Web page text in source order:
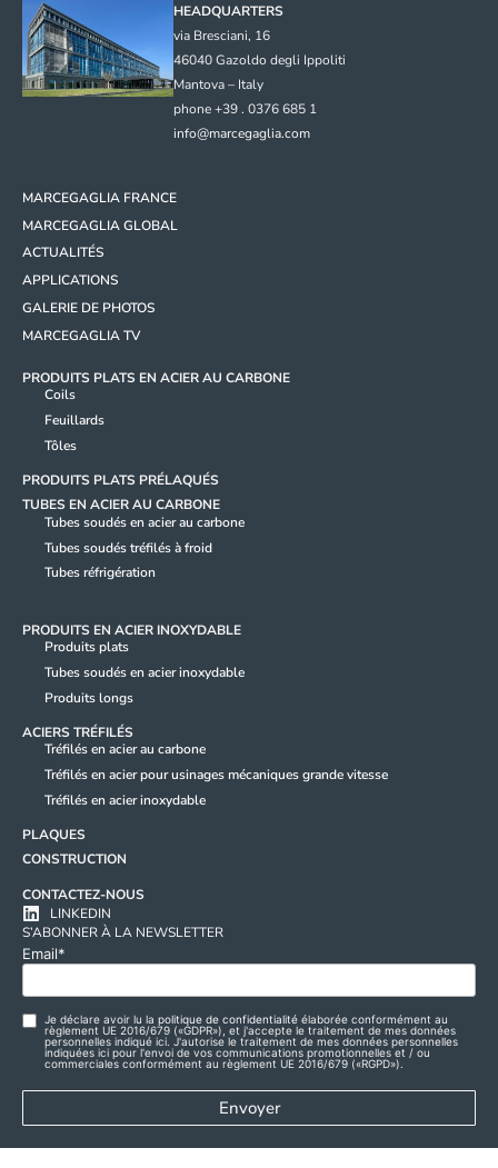
HEADQUARTERS
via Bresciani, 16
46040 Gazoldo degli Ippoliti
Mantova – Italy
phone +39 . 0376 685 1
info@marcegaglia.com
MARCEGAGLIA FRANCE
MARCEGAGLIA GLOBAL
ACTUALITÉS
APPLICATIONS
GALERIE DE PHOTOS
MARCEGAGLIA TV
PRODUITS PLATS EN ACIER AU CARBONE
Coils
Feuillards
Tôles
PRODUITS PLATS PRÉLAQUÉS
TUBES EN ACIER AU CARBONE
Tubes soudés en acier au carbone
Tubes soudés tréfilés à froid
Tubes réfrigération
PRODUITS EN ACIER INOXYDABLE
Produits plats
Tubes soudés en acier inoxydable
Produits longs
ACIERS TRÉFILÉS
Tréfilés en acier au carbone
Tréfilés en acier pour usinages mécaniques grande vitesse
Tréfilés en acier inoxydable
PLAQUES
CONSTRUCTION
CONTACTEZ-NOUS
LINKEDIN
S’ABONNER À LA NEWSLETTER
Email*
Privacy
Policy -
Commercial
Je déclare avoir lu la politique de confidentialité élaborée conformément au
règlement UE 2016/679 («GDPR»), et j'accepte le traitement de mes données
personnelles indiqué ici. J'autorise le traitement de mes données personnelles
indiquées ici pour l'envoi de vos communications promotionnelles et / ou
commerciales conformément au règlement UE 2016/679 («RGPD»).